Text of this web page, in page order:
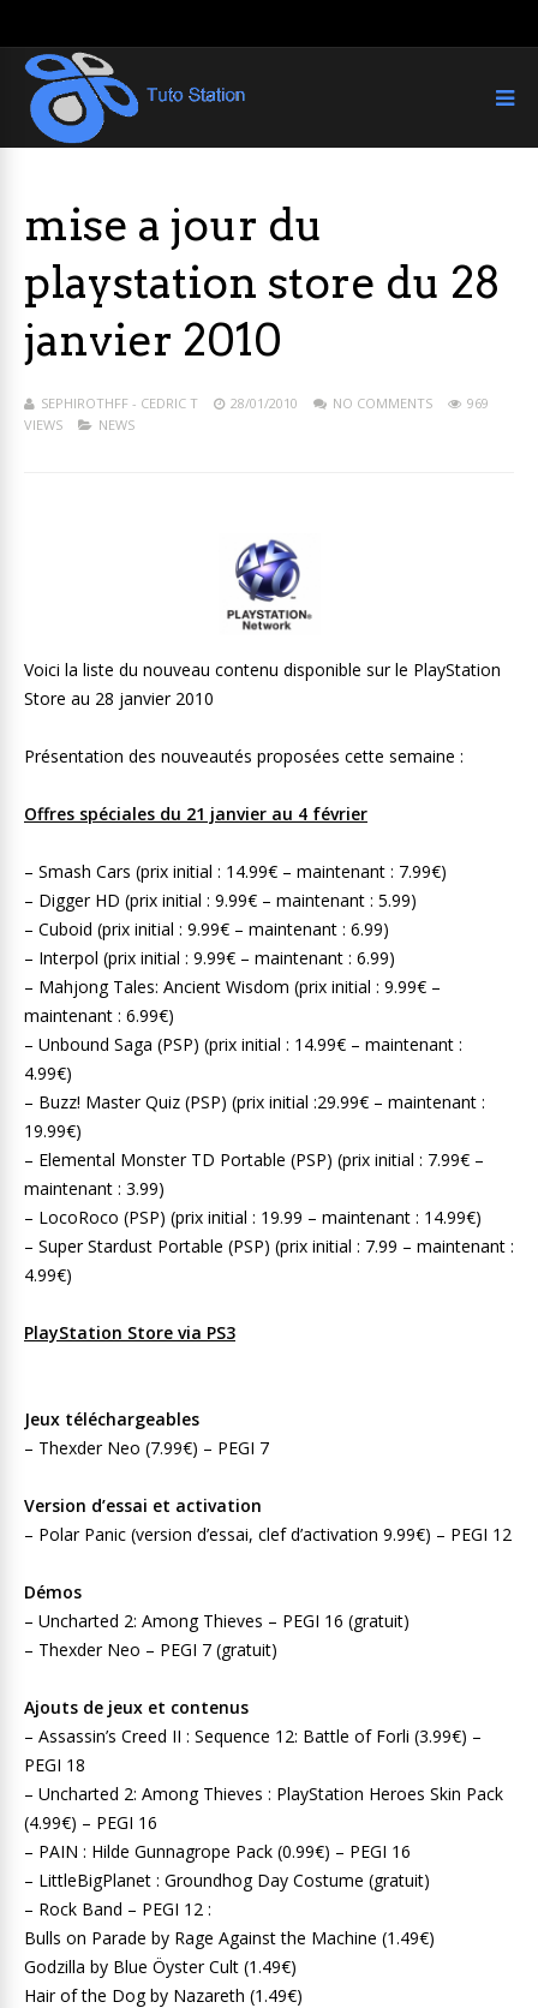
mise a jour du
playstation store du 28
janvier 2010
SEPHIROTHFF - CEDRIC T 28/01/2010 NO COMMENTS
969
VIEWS
NEWS
Voici la liste du nouveau contenu disponible sur le PlayStation
Store au 28 janvier 2010
Présentation des nouveautés proposées cette semaine :
Offres spéciales du 21 janvier au 4 février
– Smash Cars (prix initial : 14.99€ – maintenant : 7.99€)
– Digger HD (prix initial : 9.99€ – maintenant : 5.99)
– Cuboid (prix initial : 9.99€ – maintenant : 6.99)
– Interpol (prix initial : 9.99€ – maintenant : 6.99)
– Mahjong Tales: Ancient Wisdom (prix initial : 9.99€ –
maintenant : 6.99€)
– Unbound Saga (PSP) (prix initial : 14.99€ – maintenant :
4.99€)
– Buzz! Master Quiz (PSP) (prix initial :29.99€ – maintenant :
19.99€)
– Elemental Monster TD Portable (PSP) (prix initial : 7.99€ –
maintenant : 3.99)
– LocoRoco (PSP) (prix initial : 19.99 – maintenant : 14.99€)
– Super Stardust Portable (PSP) (prix initial : 7.99 – maintenant :
4.99€)
PlayStation Store via PS3
Jeux téléchargeables
– Thexder Neo (7.99€) – PEGI 7
Version d’essai et activation
– Polar Panic (version d’essai, clef d’activation 9.99€) – PEGI 12
Démos
– Uncharted 2: Among Thieves – PEGI 16 (gratuit)
– Thexder Neo – PEGI 7 (gratuit)
Ajouts de jeux et contenus
– Assassin’s Creed II : Sequence 12: Battle of Forli (3.99€) –
PEGI 18
– Uncharted 2: Among Thieves : PlayStation Heroes Skin Pack
(4.99€) – PEGI 16
– PAIN : Hilde Gunnagrope Pack (0.99€) – PEGI 16
– LittleBigPlanet : Groundhog Day Costume (gratuit)
– Rock Band – PEGI 12 :
Bulls on Parade by Rage Against the Machine (1.49€)
Godzilla by Blue Öyster Cult (1.49€)
Hair of the Dog by Nazareth (1.49€)